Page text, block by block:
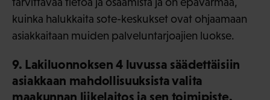
kuinka halukkaita sote-keskukset ovat ohjaamaan
asiakkaitaan muiden palveluntarjoajien luokse.
9. Lakiluonnoksen 4 luvussa säädettäisiin
asiakkaan mahdollisuuksista valita
maakunnan liikelaitos ja sen toimipiste.